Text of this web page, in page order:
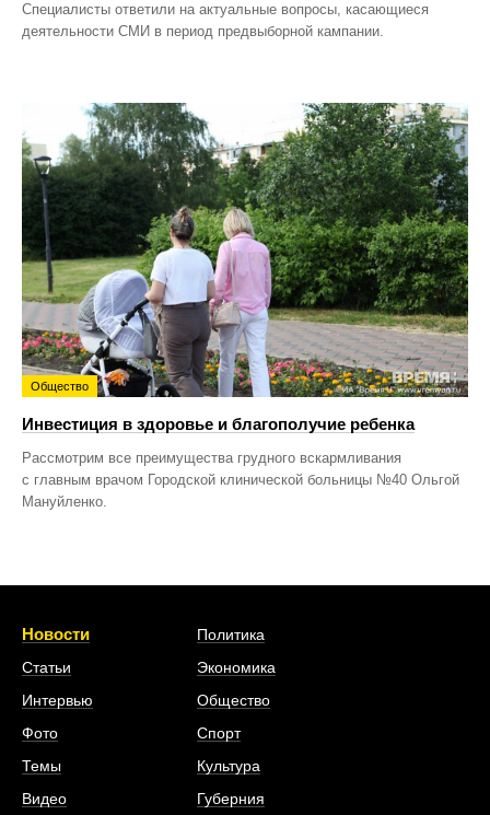
Специалисты ответили на актуальные вопросы, касающиеся
деятельности СМИ в период предвыборной кампании.
Общество
Инвестиция в здоровье и благополучие ребенка
Рассмотрим все преимущества грудного вскармливания
с главным врачом Городской клинической больницы №40 Ольгой
Мануйленко.
Новости
Статьи
Интервью
Фото
Темы
Видео
Политика
Экономика
Общество
Спорт
Культура
Губерния